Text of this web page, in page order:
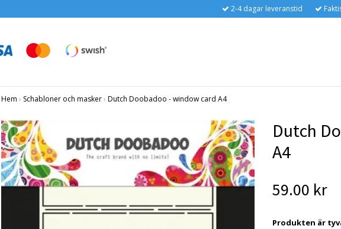
2-4 dagar leveranstid
Hem › Schabloner och masker› Dutch Doobadoo - window card A4
Dutch
A4
59.00 kr
Produkten är